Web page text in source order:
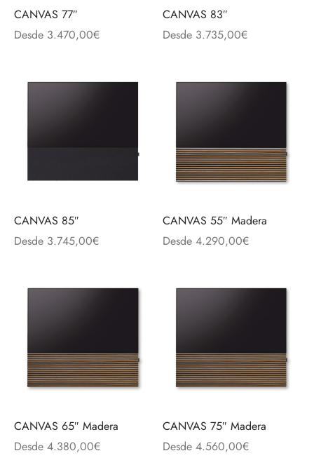
CANVAS 77″
Desde 3.470,00€
CANVAS 83″
Desde 3.735,00€
CANVAS 85″
Desde 3.745,00€
CANVAS 55″ Madera
Desde 4.290,00€
CANVAS 65″ Madera
Desde 4.380,00€
CANVAS 75″ Madera
Desde 4.560,00€